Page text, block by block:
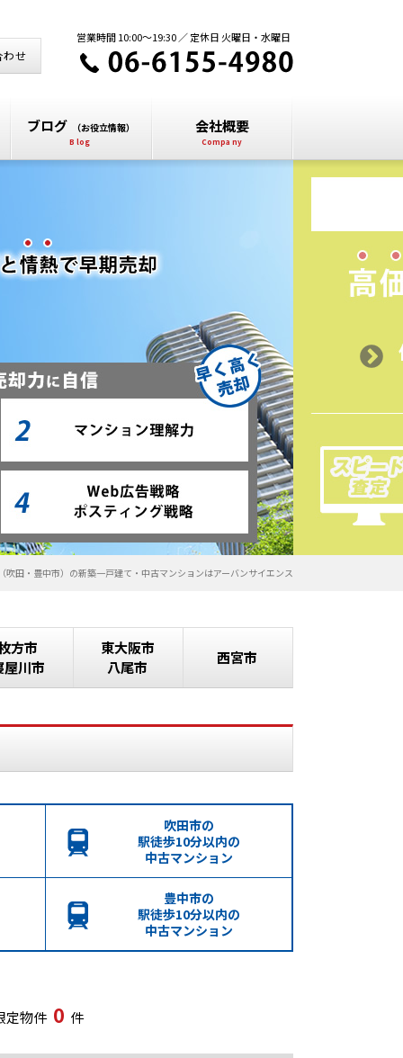
わせ
営業時間 10:00～19:30 ／ 定休日 火曜日・水曜日
ブログ （お役立情報） 会社概要
吹田・豊中市）の新築一戸建て・中古マンションはアーバンサイエンス
方市
屋川市
東大阪市
八尾市
西宮市
吹田市の
駅徒歩10分以内の
中古マンション
豊中市の
駅徒歩10分以内の
中古マンション
定物件 0 件